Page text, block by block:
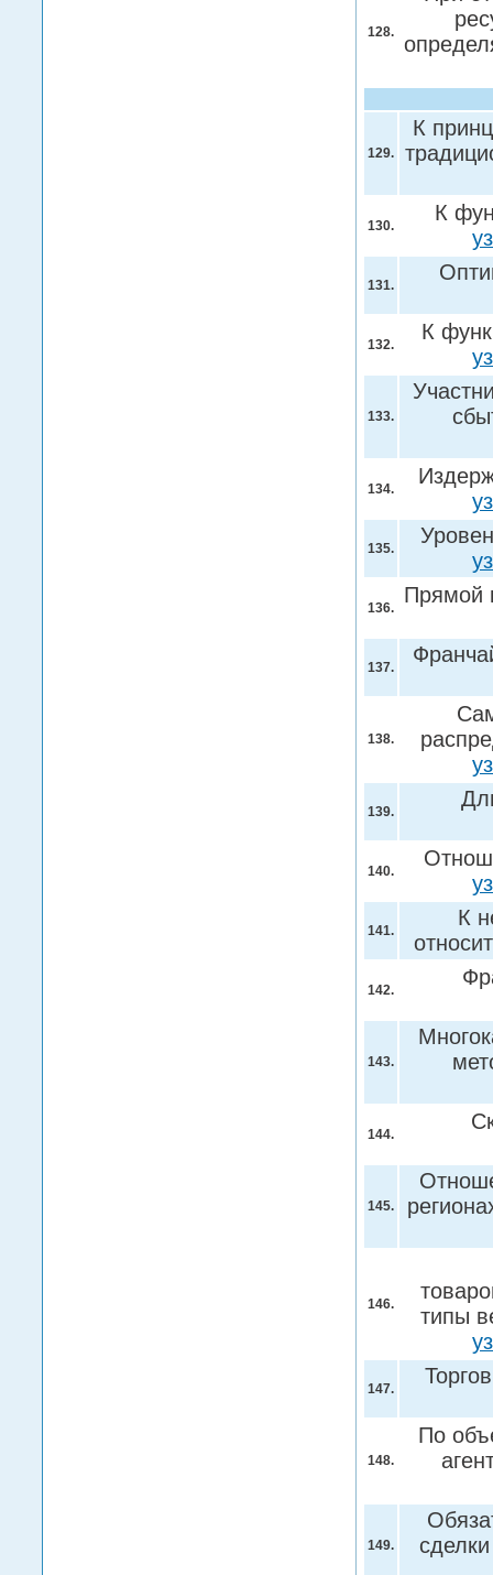
128.
129.
К
130.
К
131.
132.
К
133.
134.
135.
136.
Прямой
137.
138.
139.
140.
141.
К
142.
143.
144.
145.
146.
типы
147.
148.
По
149.